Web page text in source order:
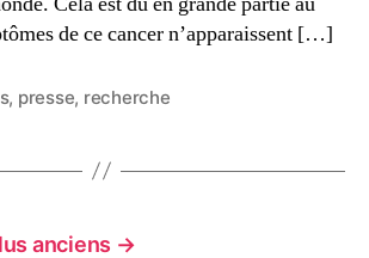
de ce cancer n’apparaissent […]
, presse, recherche
anciens →